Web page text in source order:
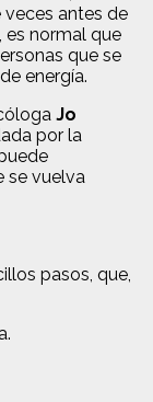
antes de
es normal que
que se
energía.
Jo
por la
se vuelva
pasos, que,